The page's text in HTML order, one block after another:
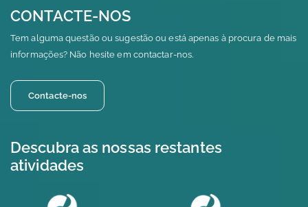
CONTACTE-NOS
Tem alguma questão ou sugestão ou está apenas à procura de mais
informações? Não hesite em contactar-nos.
Contacte-nos
Descubra as nossas restantes
atividades